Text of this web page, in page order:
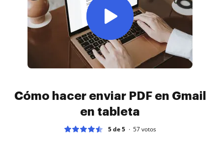
Cómo hacer enviar PDF en Gmail
en tableta
5 de 5 57votos